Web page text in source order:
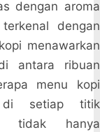
dengan aroma
dengan
menawarkan
antara ribuan
menu kopi
setiap titik
tidak hanya